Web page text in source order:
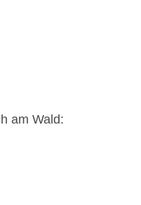
am Wald: